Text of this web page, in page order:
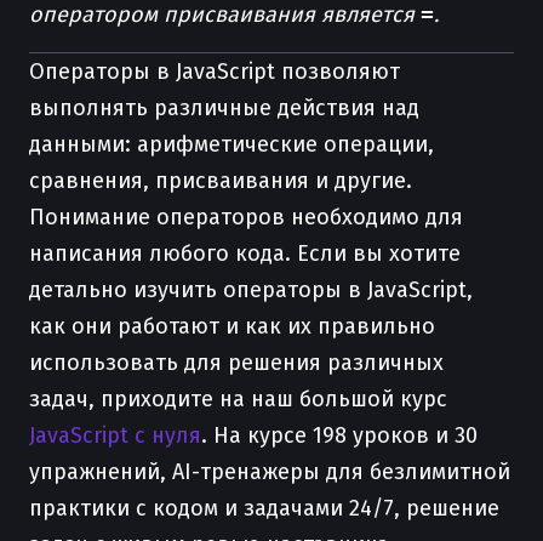
оператором присваивания является=.
Операторы в JavaScript позволяют
выполнять различные действия над
данными: арифметические операции,
сравнения, присваивания и другие.
Понимание операторов необходимо для
написания любого кода. Если вы хотите
детально изучить операторы в JavaScript,
как они работают и как их правильно
использовать для решения различных
задач, приходите на наш большой курс
JavaScript с нуля. На курсе 198 уроков и 30
упражнений, AI-тренажеры для безлимитной
практики с кодом и задачами 24/7, решение